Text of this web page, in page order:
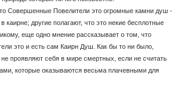
Совершенные Повелители это огромные камни душ -
каирне; другие полагают, что это некие бесплотные
еще одно мнение рассказывает о том, что
это и есть сам Каирн Душ. Как бы то ни было,
не проявляют себя в мире смертных, если не считать
которые оказываются весьма плачевными для